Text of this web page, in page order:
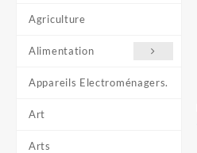
Agriculture
Alimentation
Appareils Electroménagers.
Art
Arts